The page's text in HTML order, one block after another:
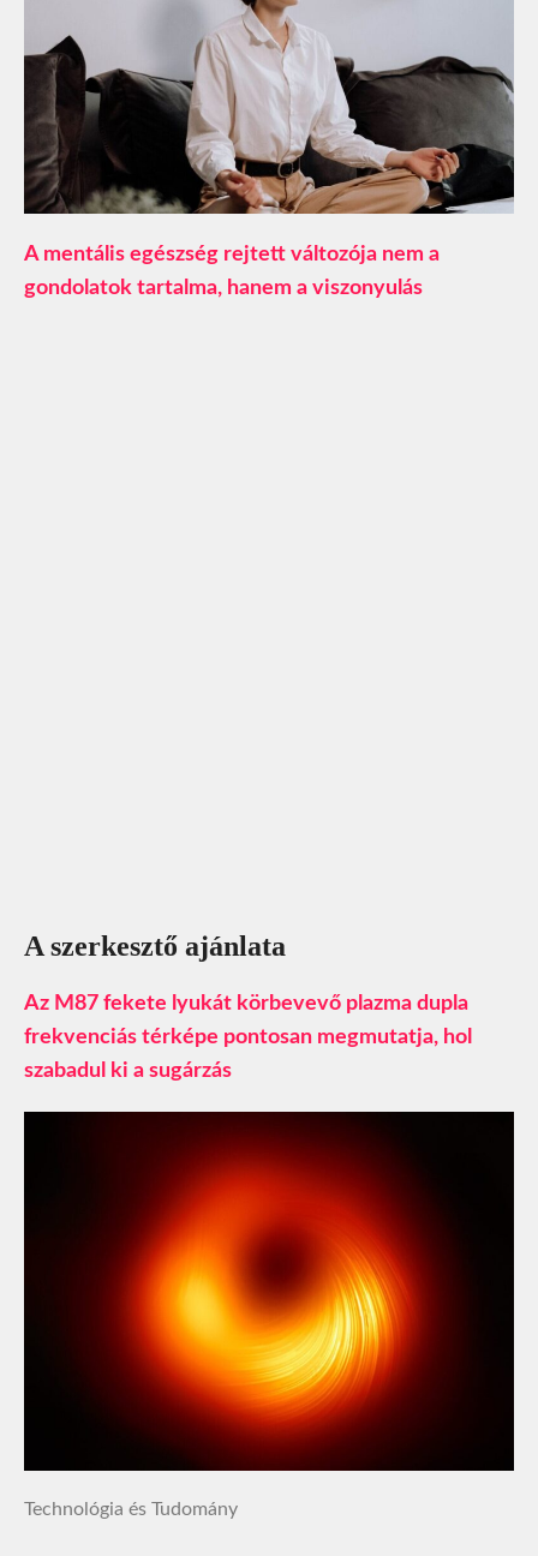
A mentális egészség rejtett változója nem a
gondolatok tartalma, hanem a viszonyulás
A szerkesztő ajánlata
Az M87 fekete lyukát körbevevő plazma dupla
frekvenciás térképe pontosan megmutatja, hol
szabadul ki a sugárzás
Technológia és Tudomány